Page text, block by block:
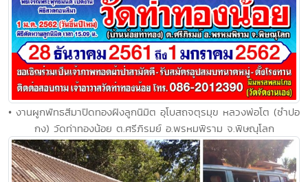
• งานผูกพัทธสีมาปิดทองฝังลูกนิมิต อุโบสถจตุรมุข หลวงพ่อโต (ซำปอ
กง) วัดท่าทองน้อย ต.ศรีภิรมย์ อ.พรหมพิราม จ.พิษณุโลก